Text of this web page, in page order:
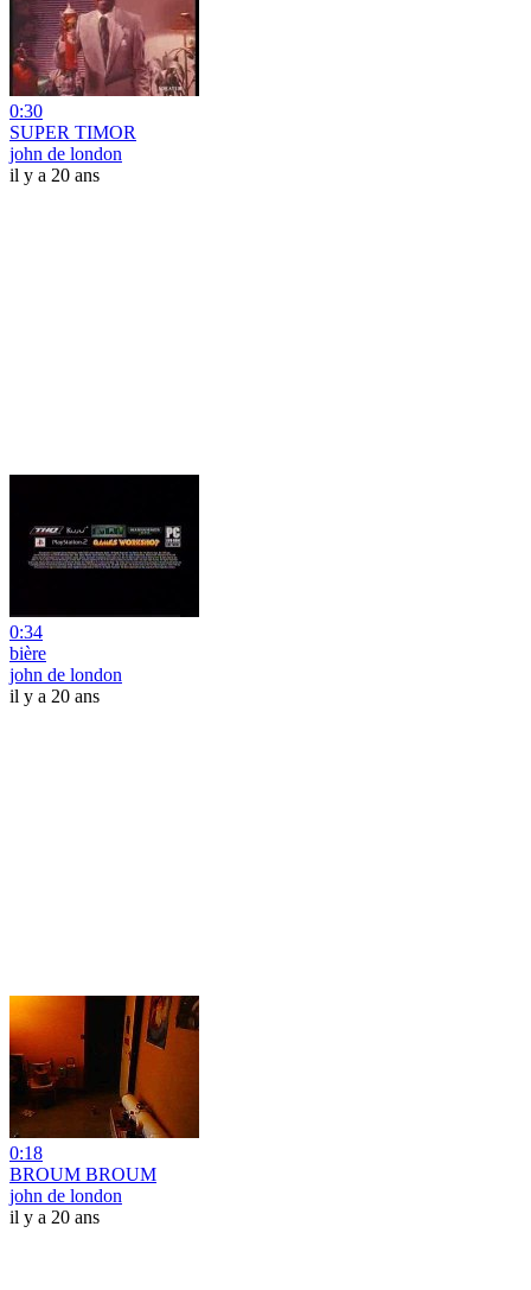
0:30
SUPER TIMOR
john de london
il y a 20 ans
0:34
bière
john de london
il y a 20 ans
0:18
BROUM BROUM
john de london
il y a 20 ans